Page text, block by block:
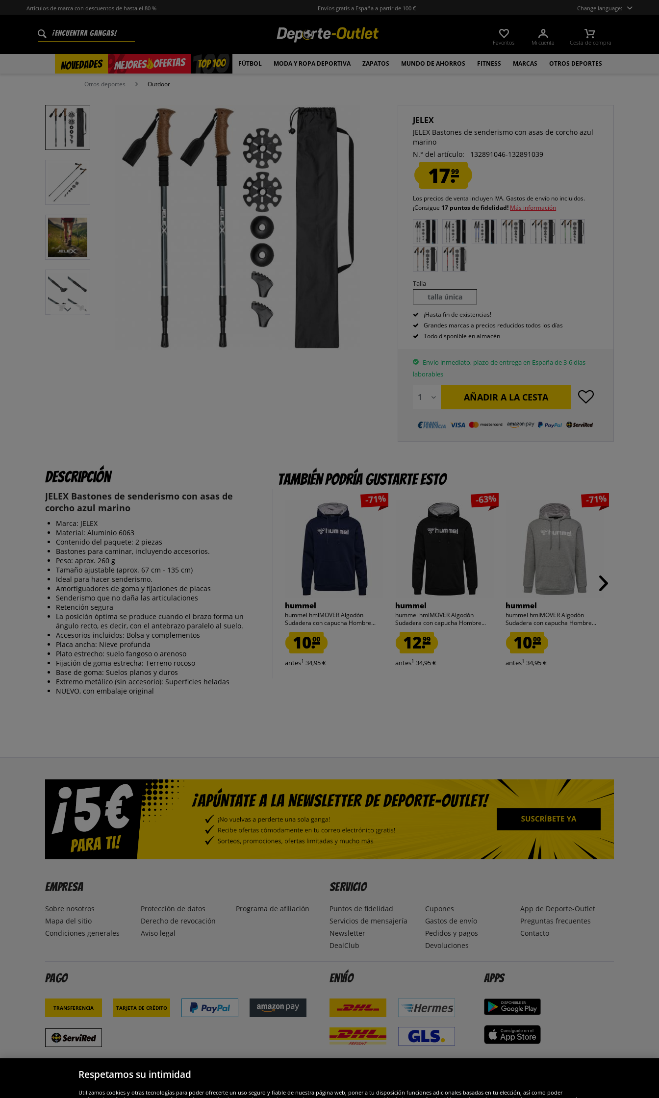
Artículos de marca con descuentos de hasta el 80 % Envíos gratis a España a partir de 100 € Change language:
Favoritos Mi cuenta Cesta de compra
NOVEDADES MEJORES OFERTAS
% TOP 100 FÚTBOL MODA Y ROPA DEPORTIVA ZAPATOS MUNDO DE AHORROS FITNESS MARCAS OTROS DEPORTES
Otros deportes Outdoor
JELEX
JELEX Bastones de senderismo con asas de corcho azul
marino
N.° del artículo:
132891046-132891039
17.99
Los precios de venta incluyen IVA.Gastos de envío no incluidos.
¡Consigue 17 puntos de fidelidad! Más información
Talla
talla única
¡Hasta fin de existencias!
Grandes marcas a precios reducidos todos los días
Todo disponible en almacén
Envío inmediato, plazo de entrega en España de 3-6 días
laborables
AÑADIR A LA CESTA
Descripción
JELEX Bastones de senderismo con asas de
corcho azul marino
Marca: JELEX
Material: Aluminio 6063
Contenido del paquete: 2 piezas
Bastones para caminar, incluyendo accesorios.
Peso: aprox. 260 g
Tamaño ajustable (aprox. 67 cm - 135 cm)
Ideal para hacer senderismo.
Amortiguadores de goma y fijaciones de placas
Senderismo que no daña las articulaciones
Retención segura
La posición óptima se produce cuando el brazo forma un
ángulo recto, es decir, con el antebrazo paralelo al suelo.
Accesorios incluidos: Bolsa y complementos
Placa ancha: Nieve profunda
Plato estrecho: suelo fangoso o arenoso
Fijación de goma estrecha: Terreno rocoso
Base de goma: Suelos planos y duros
Extremo metálico (sin accesorio): Superficies heladas
NUEVO, con embalaje original
También podría gustarte esto
-71%
hummel
hummel hmlMOVER Algodón
Sudadera con capucha Hombre...
10.00
antes1 34,95 €
-63%
hummel
hummel hmlMOVER Algodón
Sudadera con capucha Hombre...
12.99
antes1 34,95 €
-71%
hummel
hummel hmlMOVER Algodón
Sudadera con capucha Hombre...
10.00
antes1 34,95 €
Empresa
Sobre nosotros
Mapa del sitio
Condiciones generales
Protección de datos
Derecho de revocación
Aviso legal
Programa de afiliación
Servicio
Puntos de fidelidad
Servicios de mensajería
Newsletter
DealClub
Cupones
Gastos de envío
Pedidos y pagos
Devoluciones
App de Deporte-Outlet
Preguntas frecuentes
Contacto
Pago
Transferencia Tarjeta de crédito
Envío Apps
Respetamos su intimidad
Utilizamos cookies y otras tecnologías para poder ofrecerte un uso seguro y fiable de nuestra página web, poner a tu disposición funciones adicionales basadas en tu elección, así como poder